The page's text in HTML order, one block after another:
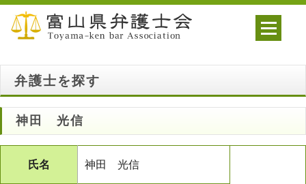
弁護士を探す
神田 光信
氏名 神田 光信